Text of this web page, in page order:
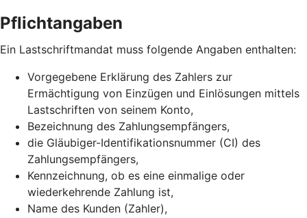
Pflichtangaben
Ein Lastschriftmandat muss folgende Angaben enthalten:
Vorgegebene Erklärung des Zahlers zur
Ermächtigung von Einzügen und Einlösungen mittels
Lastschriften von seinem Konto,
Bezeichnung des Zahlungsempfängers,
die Gläubiger-Identifikationsnummer (CI) des
Zahlungsempfängers,
Kennzeichnung, ob es eine einmalige oder
wiederkehrende Zahlung ist,
Name des Kunden (Zahler),